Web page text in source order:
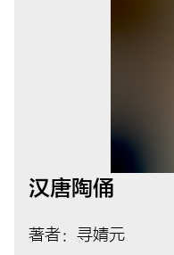
汉唐陶俑
著者：寻婧元